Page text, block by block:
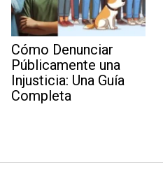
Cómo Denunciar
Públicamente una
Injusticia: Una Guía
Completa